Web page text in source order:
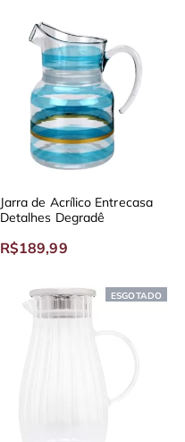
Jarra de Acrílico Entrecasa
Detalhes Degradê
R$189,99
ESGOTADO